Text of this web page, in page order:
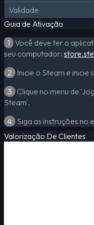
Validade
Guia de Ativação
1 Você deve ter o
seu computador:
2 Inicie o Steam e inicie
3 Clique no menu de
Steam'.
4 Siga as instruções no
Valorização De Clientes